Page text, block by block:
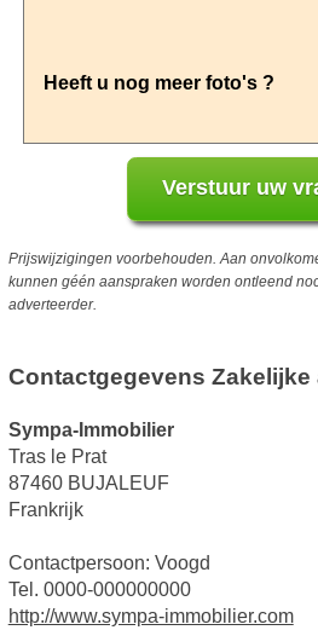
Prijswijzigingen voorbehouden. Aan
kunnen géén aanspraken worden ontleend
adverteerder.
Contactgegevens Zakelijke
Sympa-Immobilier
Tras le Prat
87460 BUJALEUF
Frankrijk
Contactpersoon: Voogd
Tel. 0000-000000000
http://www.sympa-immobilier.com